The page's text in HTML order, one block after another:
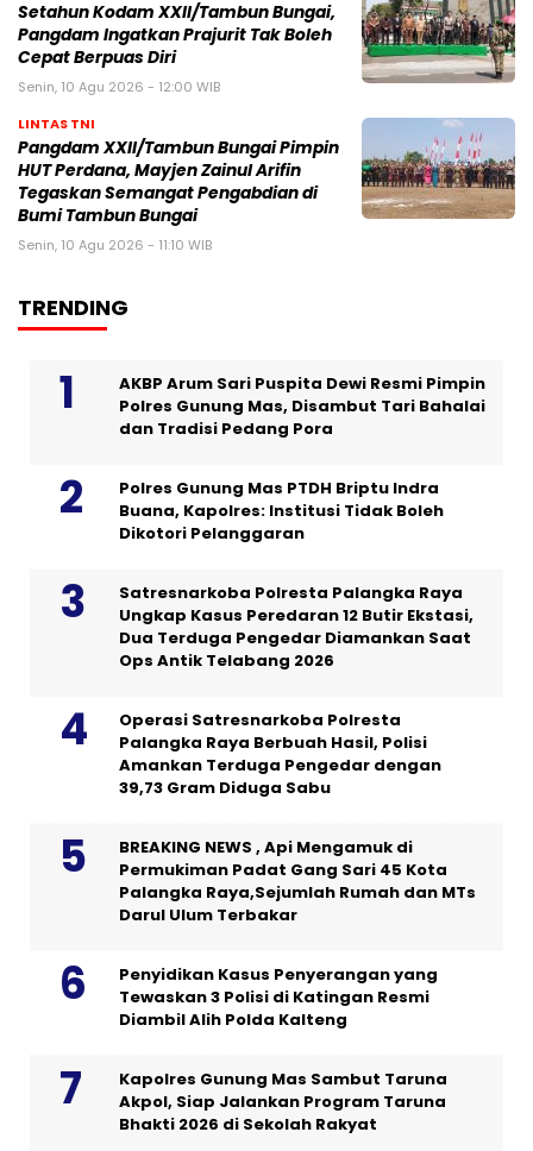
Setahun Kodam XXII/Tambun Bungai,
Pangdam Ingatkan Prajurit Tak Boleh
Cepat Berpuas Diri
Senin, 10 Agu 2026 - 12:00 WIB
LINTAS TNI
Pangdam XXII/Tambun Bungai Pimpin
HUT Perdana, Mayjen Zainul Arifin
Tegaskan Semangat Pengabdian di
Bumi Tambun Bungai
Senin, 10 Agu 2026 - 11:10 WIB
TRENDING
AKBP Arum Sari Puspita Dewi Resmi Pimpin
Polres Gunung Mas, Disambut Tari Bahalai
dan Tradisi Pedang Pora
Polres Gunung Mas PTDH Briptu Indra
Buana, Kapolres: Institusi Tidak Boleh
Dikotori Pelanggaran
Satresnarkoba Polresta Palangka Raya
Ungkap Kasus Peredaran 12 Butir Ekstasi,
Dua Terduga Pengedar Diamankan Saat
Ops Antik Telabang 2026
Operasi Satresnarkoba Polresta
Palangka Raya Berbuah Hasil, Polisi
Amankan Terduga Pengedar dengan
39,73 Gram Diduga Sabu
BREAKING NEWS , Api Mengamuk di
Permukiman Padat Gang Sari 45 Kota
Palangka Raya,Sejumlah Rumah dan MTs
Darul Ulum Terbakar
Penyidikan Kasus Penyerangan yang
Tewaskan 3 Polisi di Katingan Resmi
Diambil Alih Polda Kalteng
Kapolres Gunung Mas Sambut Taruna
Akpol, Siap Jalankan Program Taruna
Bhakti 2026 di Sekolah Rakyat